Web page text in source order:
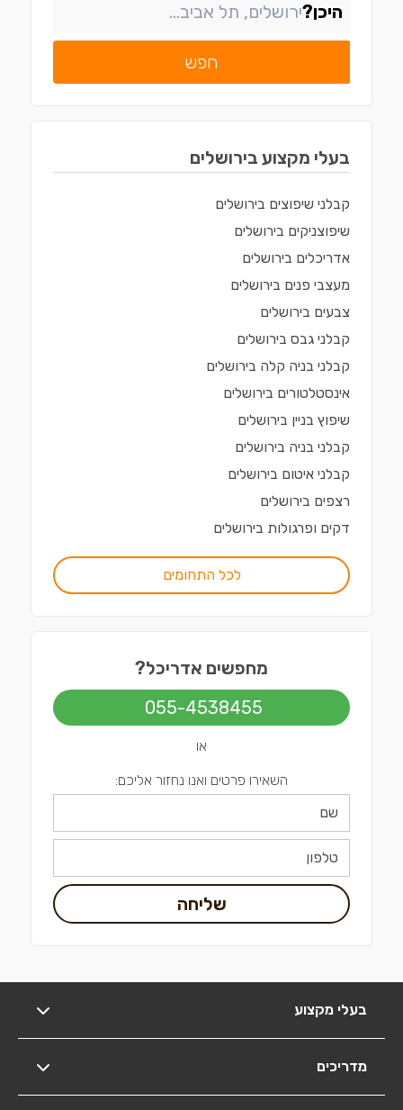
היכן?
חפש
בעלי מקצוע בירושלים
קבלני שיפוצים בירושלים
שיפוצניקים בירושלים
אדריכלים בירושלים
מעצבי פנים בירושלים
צבעים בירושלים
קבלני גבס בירושלים
קבלני בניה קלה בירושלים
אינסטלטורים בירושלים
שיפוץ בניין בירושלים
קבלני בניה בירושלים
קבלני איטום בירושלים
רצפים בירושלים
דקים ופרגולות בירושלים
לכל התחומים
מחפשים אדריכל?
055-4538455
או
השאירו פרטים ואנו נחזור אליכם:
שליחה
בעלי מקצוע
מדריכים